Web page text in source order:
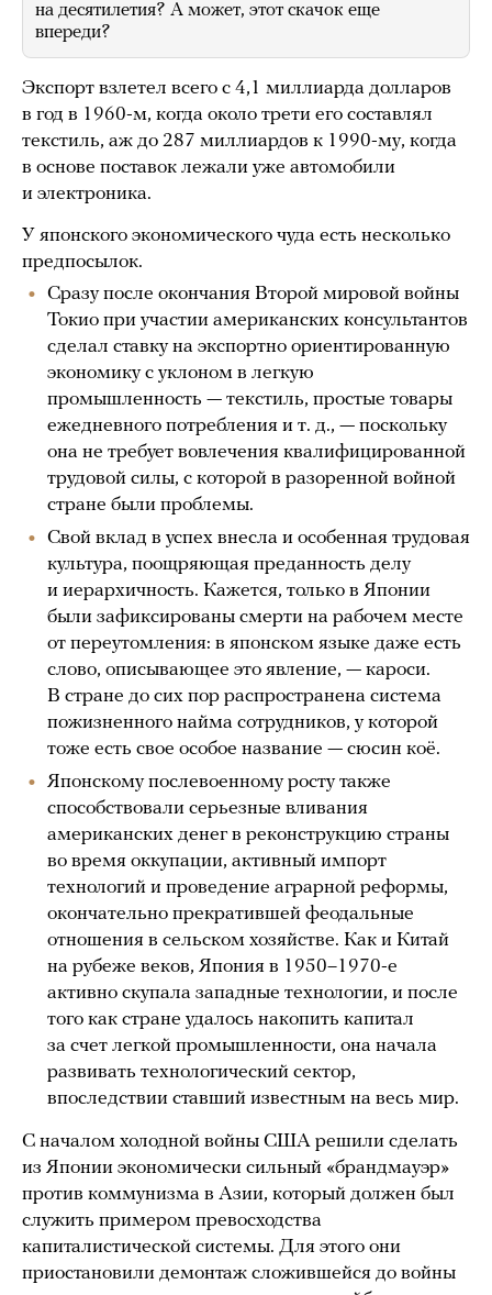
на десятилетия? А может, этот скачок еще
впереди?
Экспорт взлетел всего с 4,1 миллиарда долларов
в год в 1960-м, когда около трети его составлял
текстиль, аж до 287 миллиардов к 1990-му, когда
в основе поставок лежали уже автомобили
и электроника.
У японского экономического чуда есть несколько
предпосылок.
Сразу после окончания Второй мировой войны
Токио при участии американских консультантов
сделал ставку на экспортно ориентированную
экономику с уклоном в легкую
промышленность — текстиль, простые товары
ежедневного потребления и т. д., — поскольку
она не требует вовлечения квалифицированной
трудовой силы, с которой в разоренной войной
стране были проблемы.
Свой вклад в успех внесла и особенная трудовая
культура, поощряющая преданность делу
и иерархичность. Кажется, только в Японии
были зафиксированы смерти на рабочем месте
от переутомления: в японском языке даже есть
слово, описывающее это явление, — кароси.
В стране до сих пор распространена система
пожизненного найма сотрудников, у которой
тоже есть свое особое название — сюсин коё.
Японскому послевоенному росту также
способствовали серьезные вливания
американских денег в реконструкцию страны
во время оккупации, активный импорт
технологий и проведение аграрной реформы,
окончательно прекратившей феодальные
отношения в сельском хозяйстве. Как и Китай
на рубеже веков, Япония в 1950–1970-е
активно скупала западные технологии, и после
того как стране удалось накопить капитал
за счет легкой промышленности, она начала
развивать технологический сектор,
впоследствии ставший известным на весь мир.
С началом холодной войны США решили сделать
из Японии экономически сильный «брандмауэр»
против коммунизма в Азии, который должен был
служить примером превосходства
капиталистической системы. Для этого они
приостановили демонтаж сложившейся до войны